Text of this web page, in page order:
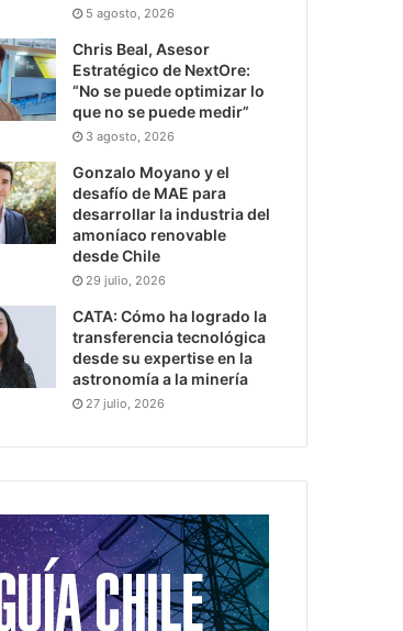
5 agosto, 2026
Chris Beal, Asesor
Estratégico de NextOre:
“No se puede optimizar lo
que no se puede medir”
3 agosto, 2026
Gonzalo Moyano y el
desafío de MAE para
desarrollar la industria del
amoníaco renovable
desde Chile
29 julio, 2026
CATA: Cómo ha logrado la
transferencia tecnológica
desde su expertise en la
astronomía a la minería
27 julio, 2026